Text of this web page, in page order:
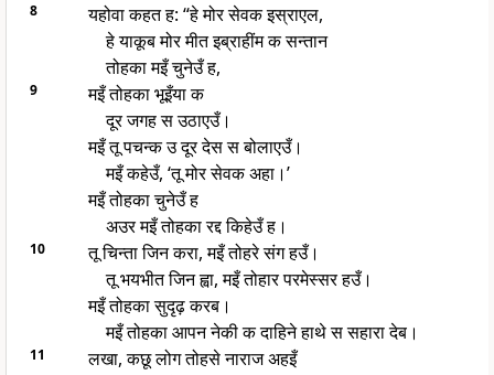
8
यहोवा कहत ह: “हे मोर सेवक इस्राएल,
हे याकूब मोर मीत इब्राहींम क सन्तान
तोहका मइँ चुनेउँ ह,
9
मइँ तोहका भूइँया क
दूर जगह स उठाएउँ।
मइँ तू पचन्क उ दूर देस स बोलाएउँ।
मइँ कहेउँ, ‘तू मोर सेवक अहा।’
मइँ तोहका चुनेउँ ह
अउर मइँ तोहका रद्द किहेउँ ह।
10
तू चिन्ता जिन करा, मइँ तोहरे संग हउँ।
तू भयभीत जिन ह्वा, मइँ तोहार परमेस्सर हउँ।
मइँ तोहका सुदृढ़ करब।
मइँ तोहका आपन नेकी क दाहिने हाथे स सहारा देब।
11
लखा, कछू लोग तोहसे नाराज अहइँ